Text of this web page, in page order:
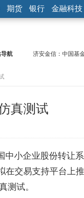
期货 银行 金融科技
航
济安金信：中国基
济安金信：中国基
【新华财经调查】
央行公开市场净投
沥青期货连续两日
恒生聚源：北斗收
真测试
小企业股份转让
交易支持平台上
测试。